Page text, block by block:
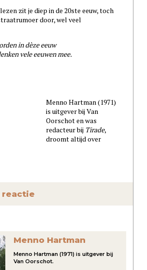
zit je diep in de 20ste eeuw, toch
door, wel veel
in dèze eeuw
vele eeuwen mee.
Menno Hartman (1971)
is uitgever bij Van
Oorschot en was
redacteur bij Tirade,
droomt altijd over
reactie
Menno Hartman
Menno Hartman (1971) is uitgever bij
Van Oorschot.